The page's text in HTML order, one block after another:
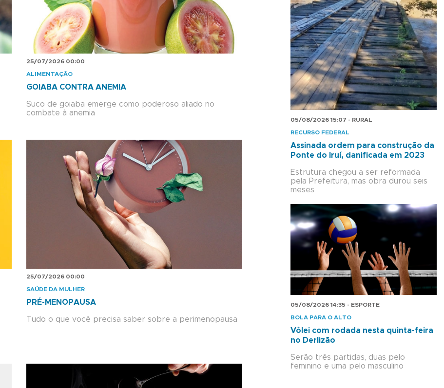
25/07/2026 00:00
ALIMENTAÇÃO
GOIABA CONTRA ANEMIA
Suco de goiaba emerge como poderoso aliado no
combate à anemia
25/07/2026 00:00
SAÚDE DA MULHER
PRÉ-MENOPAUSA
Tudo o que você precisa saber sobre a perimenopausa
05/08/2026 15:07 - RURAL
RECURSO FEDERAL
Assinada ordem para construção da
Ponte do Iruí, danificada em 2023
Estrutura chegou a ser reformada
pela Prefeitura, mas obra durou seis
meses
05/08/2026 14:35 - ESPORTE
BOLA PARA O ALTO
Vôlei com rodada nesta quinta-feira
no Derlizão
Serão três partidas, duas pelo
feminino e uma pelo masculino